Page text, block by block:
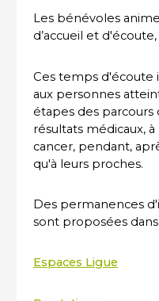
Les bénévoles
d’accueil et
Ces temps d'écoute
aux personnes
étapes des parcours
résultats médicaux,
cancer, pendant,
qu'à leurs proches.
Des permanences
sont proposées
Espaces Ligue